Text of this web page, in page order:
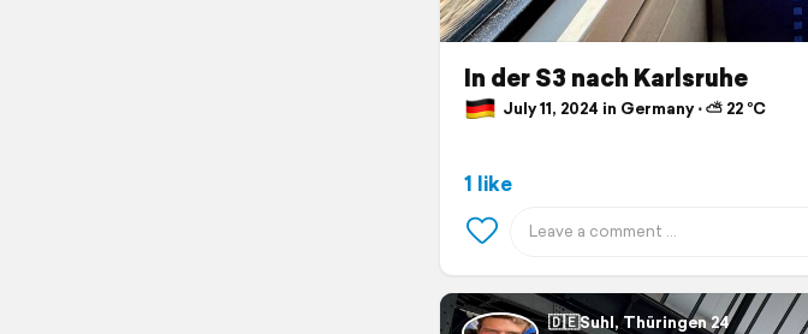
In der S3 nach Karlsruhe
July 11, 2024 in Germany ⋅ ⛅ 22 °C
1 like
🇩🇪Suhl, Thüringen 24